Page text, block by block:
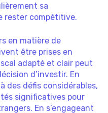
sa
rester compétitive.
en matière de
être prises en
adapté et clair peut
d’investir. En
des défis considérables,
significatives pour
En s’engageant